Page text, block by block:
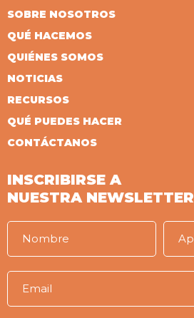
SOBRE NOSOTROS
QUÉ HACEMOS
QUIÉNES SOMOS
NOTICIAS
RECURSOS
QUÉ PUEDES HACER
CONTÁCTANOS
INSCRIBIRSE A
NUESTRA NEWSLETTER